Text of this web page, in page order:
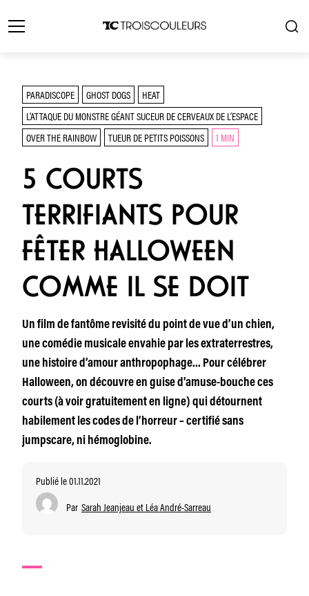
PARADISCOPE GHOST DOGS
HEAT
L’ATTAQUE DU MONSTRE GÉANT SUCEUR DE CERVEAUX DE L’ESPACE
OVER THE RAINBOW
TUEUR DE PETITS POISSONS 1 MIN
5 COURTS
TERRIFIANTS POUR
FÊTER HALLOWEEN
COMME IL SE DOIT
Un film de fantôme revisité du point de vue d’un chien,
une comédie musicale envahie par les extraterrestres,
une histoire d’amour anthropophage… Pour célébrer
Halloween, on découvre en guise d’amuse-bouche ces
courts (à voir gratuitement en ligne) qui détournent
habilement les codes de l’horreur – certifié sans
jumpscare, ni hémoglobine.
Publié le 01.11.2021
Par Sarah Jeanjeau et Léa André-Sarreau